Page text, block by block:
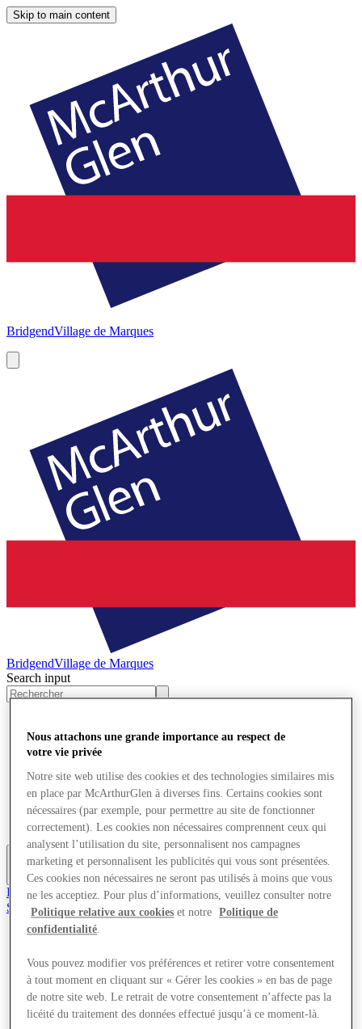
Skip to main content
BridgendVillage de Marques
BridgendVillage de Marques
Search input
Offres
Planifiez votre visite
Mangez et buvez
Services
Cartes cadeaux
Carte du Centre
Plus
Rejoignez le Club
Sauvé
fr
Offres
Planifiez votre visite
Quoi de neuf
Mangez et buvez
Services
Nous attachons une grande importance au respect de
votre vie privée
Notre site web utilise des cookies et des technologies similaires mis
en place par McArthurGlen à diverses fins. Certains cookies sont
nécessaires (par exemple, pour permettre au site de fonctionner
correctement). Les cookies non nécessaires comprennent ceux qui
analysent l’utilisation du site, personnalisent nos campagnes
marketing et personnalisent les publicités qui vous sont présentées.
Ces cookies non nécessaires ne seront pas utilisés à moins que vous
ne les acceptiez. Pour plus d’informations, veuillez consulter notre
Politique relative aux cookies et notre
Politique de
confidentialité.
Vous pouvez modifier vos préférences et retirer votre consentement
à tout moment en cliquant sur « Gérer les cookies » en bas de page
de notre site web. Le retrait de votre consentement n’affecte pas la
licéité du traitement des données effectué jusqu’à ce moment-là.